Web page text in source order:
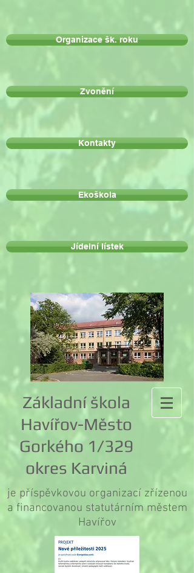
Organizace šk. roku
Zvonění
Kontakty
Ekoškola
Jídelní lístek
Základní škola
Havířov-Město
Gorkého 1/329
okres Karviná
je příspěvkovou organizací zřízenou
a financovanou statutárním městem
Havířov